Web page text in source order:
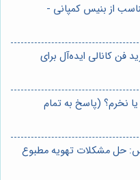
از بنیس کمپانی -
فن کانالی ایده‌آل برای
نخرم؟ (پاسخ به تمام
حل مشکلات تهویه مطبوع